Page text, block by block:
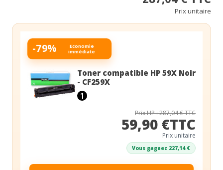
Prix unitaire
-79% Economie
immédiate
Toner compatible HP 59X Noir
- CF259X
1
Prix HP : 287,04 € TTC
59,90 €TTC
Prix unitaire
Vous gagnez 227,14 €